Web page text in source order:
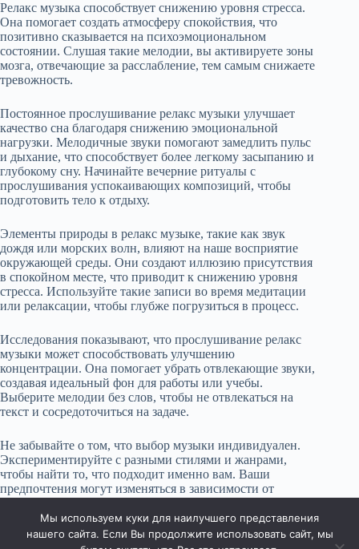
Релакс музыка способствует снижению уровня стресса.
Она помогает создать атмосферу спокойствия, что
позитивно сказывается на психоэмоциональном
состоянии. Слушая такие мелодии, вы активируете зоны
мозга, отвечающие за расслабление, тем самым снижаете
тревожность.
Постоянное прослушивание релакс музыки улучшает
качество сна благодаря снижению эмоциональной
нагрузки. Мелодичные звуки помогают замедлить пульс
и дыхание, что способствует более легкому засыпанию и
глубокому сну. Начинайте вечерние ритуалы с
прослушивания успокаивающих композиций, чтобы
подготовить тело к отдыху.
Элементы природы в релакс музыке, такие как звук
дождя или морских волн, влияют на наше восприятие
окружающей среды. Они создают иллюзию присутствия
в спокойном месте, что приводит к снижению уровня
стресса. Используйте такие записи во время медитации
или релаксации, чтобы глубже погрузиться в процесс.
Исследования показывают, что прослушивание релакс
музыки может способствовать улучшению
концентрации. Она помогает убрать отвлекающие звуки,
создавая идеальный фон для работы или учебы.
Выберите мелодии без слов, чтобы не отвлекаться на
текст и сосредоточиться на задаче.
Не забывайте о том, что выбор музыки индивидуален.
Экспериментируйте с разными стилями и жанрами,
чтобы найти то, что подходит именно вам. Ваши
предпочтения могут изменяться в зависимости от
что-то новое.Мы используем куки для наилучшего представления
нашего сайта. Если Вы продолжите использовать сайт, мы